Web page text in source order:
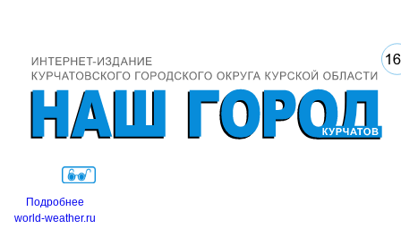
Подробнее
world-weather.ru